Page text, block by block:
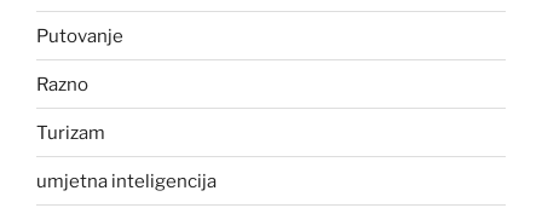
Putovanje
Razno
Turizam
umjetna inteligencija